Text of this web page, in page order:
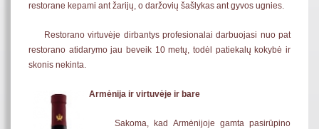
restorane kepami ant žarijų, o daržovių šašlykas ant gyvos ugnies.
Restorano virtuvėje dirbantys profesionalai darbuojasi nuo pat
restorano atidarymo jau beveik 10 metų, todėl patiekalų kokybė ir
skonis nekinta.
Armėnija ir virtuvėje ir bare
Sakoma, kad Armėnijoje gamta pasirūpino